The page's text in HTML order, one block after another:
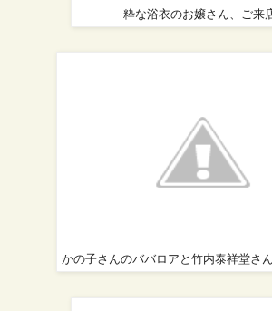
粋な浴衣のお嬢さん、ご来
かの子さんのババロアと竹内泰祥堂さ